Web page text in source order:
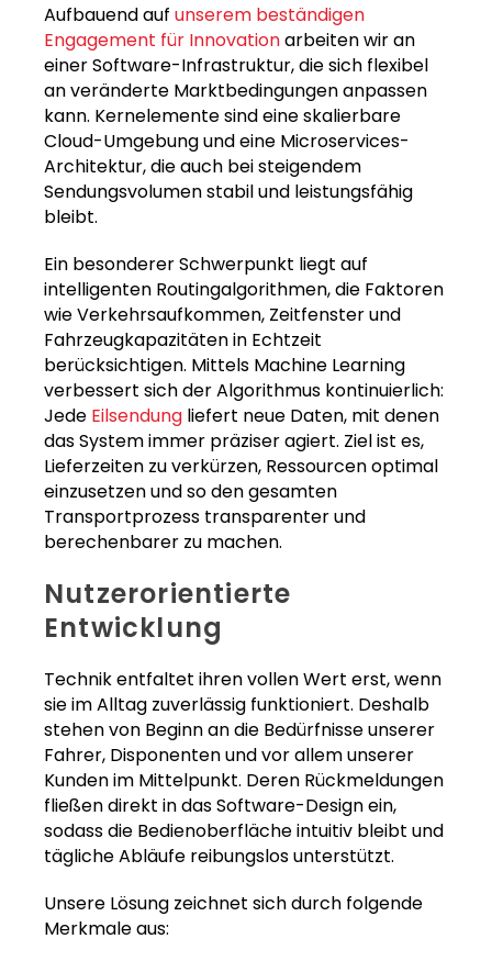
Aufbauend auf unserem beständigen
Engagement für Innovationarbeiten wir an
einer Software-Infrastruktur, die sich flexibel
an veränderte Marktbedingungen anpassen
kann. Kernelemente sind eine skalierbare
Cloud-Umgebung und eine Microservices-
Architektur, die auch bei steigendem
Sendungsvolumen stabil und leistungsfähig
bleibt.
Ein besonderer Schwerpunkt liegt auf
intelligenten Routingalgorithmen, die Faktoren
wie Verkehrsaufkommen, Zeitfenster und
Fahrzeugkapazitäten in Echtzeit
berücksichtigen. Mittels Machine Learning
verbessert sich der Algorithmus kontinuierlich:
Jede Eilsendung liefert neue Daten, mit denen
das System immer präziser agiert. Ziel ist es,
Lieferzeiten zu verkürzen, Ressourcen optimal
einzusetzen und so den gesamten
Transportprozess transparenter und
berechenbarer zu machen.
Nutzerorientierte
Entwicklung
Technik entfaltet ihren vollen Wert erst, wenn
sie im Alltag zuverlässig funktioniert. Deshalb
stehen von Beginn an die Bedürfnisse unserer
Fahrer, Disponenten und vor allem unserer
Kunden im Mittelpunkt. Deren Rückmeldungen
fließen direkt in das Software-Design ein,
sodass die Bedienoberfläche intuitiv bleibt und
tägliche Abläufe reibungslos unterstützt.
Unsere Lösung zeichnet sich durch folgende
Merkmale aus: